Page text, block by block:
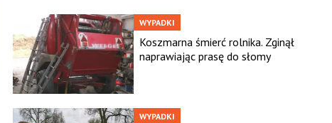
WYPADKI
Koszmarna śmierć rolnika. Zginął
naprawiając prasę do słomy
WYPADKI